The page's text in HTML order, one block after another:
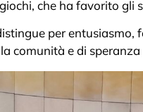
che ha favorito gli
per
comunità e di speranza